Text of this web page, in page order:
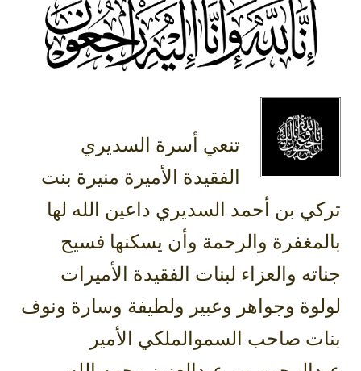
‏تنعي أسرة السديري
الفقيدة الأميرة منيرة بنت
تركي بن أحمد ‎السديري داعين الله لها
والرحمة وأن يسكنها فسيح
والعزاء لبنات الفقيدة الأميرات
وجواهر وعبير ولطيفة وسارة ونوف
صاحب السموالملكي الأمير